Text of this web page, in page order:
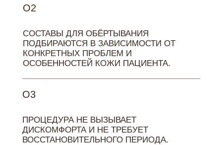
О2
СОСТАВЫ ДЛЯ ОБЁРТЫВАНИЯ
ПОДБИРАЮТСЯ В ЗАВИСИМОСТИ ОТ
КОНКРЕТНЫХ ПРОБЛЕМ И
ОСОБЕННОСТЕЙ КОЖИ ПАЦИЕНТА.
О3
ПРОЦЕДУРА НЕ ВЫЗЫВАЕТ
ДИСКОМФОРТА И НЕ ТРЕБУЕТ
ВОССТАНОВИТЕЛЬНОГО ПЕРИОДА.